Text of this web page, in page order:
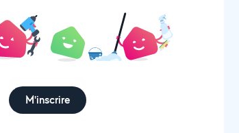
M'inscrire